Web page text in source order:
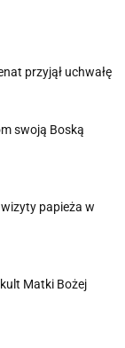
przyjął uchwałę
swoją Boską
papieża w
Matki Bożej